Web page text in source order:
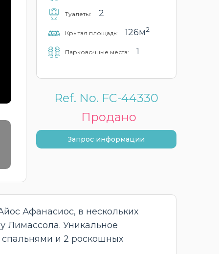
Туалеты: 2
Крытая площадь: 126м2
Парковочные места: 1
Ref. No. FC-44330
Продано
Запрос информации
Афанасиос, в нескольких
Лимассола. Уникальное
спальнями и 2 роскошных